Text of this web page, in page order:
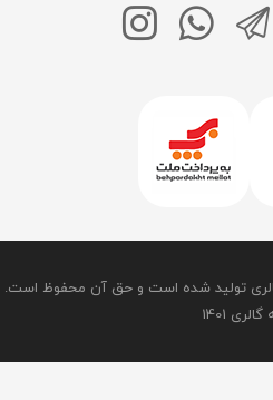
تولید شده است و حق آن محفوظ است.
1401